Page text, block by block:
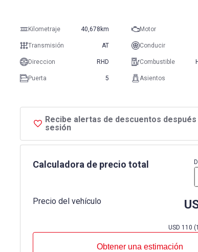
Recibe alertas de descuentos
sesión
Calculadora de precio total
Precio del vehículo
USD 110 (
Obtener una estimación
Kilometraje 40,678km Motor
Transmisión AT Conducir
Direccion RHD Combustible
Puerta 5 Asientos